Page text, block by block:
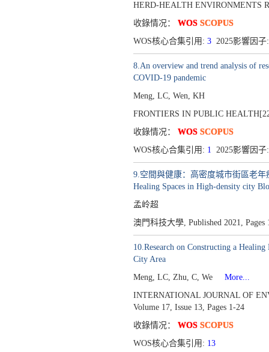
HERD-HEALTH ENVIRONMENTS
收錄情况： WOS SCOPUS
WOS核心合集引用: 32025影響因
8.An overview and trend analysis of
COVID-19 pandemic
Meng, LC, Wen, KH
FRONTIERS IN PUBLIC
收錄情况： WOS SCOPUS
WOS核心合集引用: 1 2025影響因
9.空間與健康：高密度城市街區老年
Healing Spaces in High-density city
孟岭超
澳門科技大學, Published 2021, Pages
10.Research on Constructing a
City Area
Meng, LC, Zhu, C, We
More...
INTERNATIONAL JOURNAL OF
Volume 17, Issue 13, Pages 1-24
收錄情况： WOS SCOPUS
WOS核心合集引用: 13